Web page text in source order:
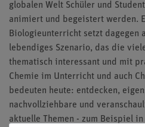
globalen Welt Schüler und
animiert und begeistert werden.
Biologieunterricht setzt dagegen
lebendiges Szenario, das die
thematisch interessant und mit
Chemie im Unterricht und auch
bedeuten heute: entdecken,
nachvollziehbare und
aktuelle Themen - zum Beispiel